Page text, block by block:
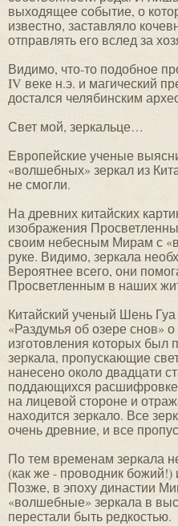
выходящее событие, о
известно, заставляло
отправлять его вслед за
Видимо, что-то подобное
IV веке н.э. и магический
достался челябинским
Свет мой, зеркальце…
Европейские ученые
«волшебных» зеркал из
не смогли.
На древних китайских
изображения
своим небесным Мирам с
руке. Видимо, зеркала
Вероятнее всего, они
Просветленным в наших
Китайский ученый Шень Гуа
«Раздумья об озере снов»
изготовления которых был
зеркала, пропускающие
нанесено около двадцати
поддающихся
на лицевой стороне и
находится зеркало. Все
очень древние, и все
По тем временам зеркала
(как же - проводник
Позже, в эпоху династии
«волшебные» зеркала в
перестали быть редкостью.